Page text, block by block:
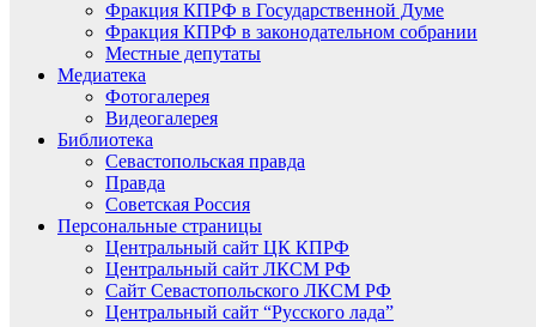
Фракция КПРФ в Государственной Думе
Фракция КПРФ в законодательном собрании
Местные депутаты
Медиатека
Фотогалерея
Видеогалерея
Библиотека
Севастопольская правда
Правда
Советская Россия
Персональные страницы
Центральный сайт ЦК КПРФ
Центральный сайт ЛКСМ РФ
Сайт Севастопольского ЛКСМ РФ
Центральный сайт “Русского лада”